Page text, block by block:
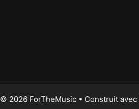
© 2026 ForTheMusic • Construit avec